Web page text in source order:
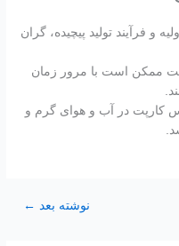
و فرآیند تولید پیچیده، گران
ممکن است با مرور زمان
کارپت در آب و هوای گرم و
نوشته بعد ←